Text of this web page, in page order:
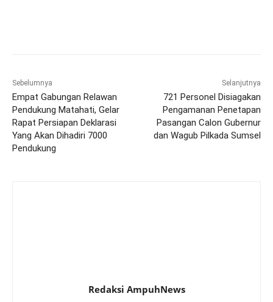
Sebelumnya
Empat Gabungan Relawan
Pendukung Matahati, Gelar
Rapat Persiapan Deklarasi
Yang Akan Dihadiri 7000
Pendukung
Selanjutnya
721 Personel Disiagakan
Pengamanan Penetapan
Pasangan Calon Gubernur
dan Wagub Pilkada Sumsel
Redaksi AmpuhNews